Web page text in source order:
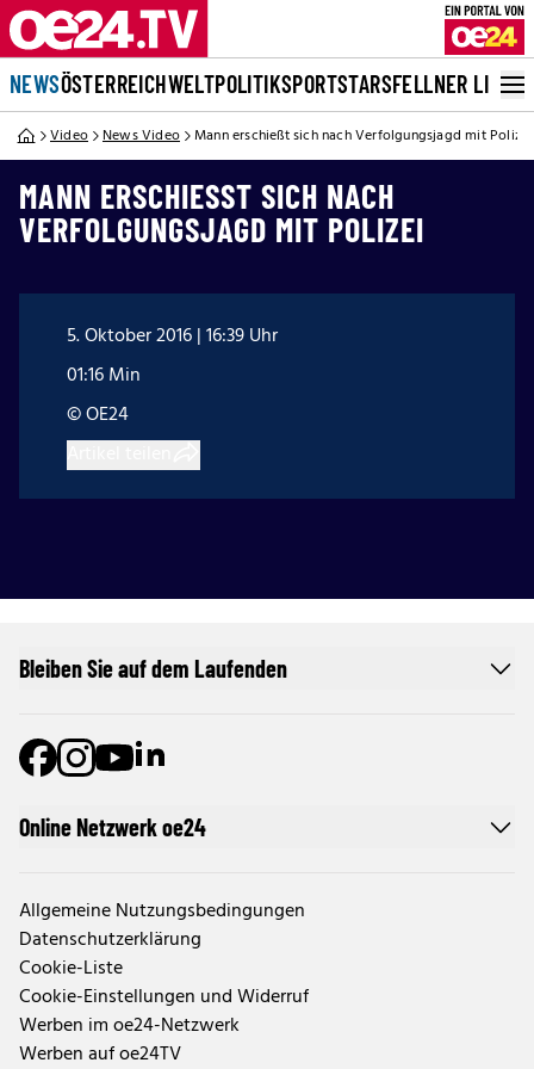
NEWSÖSTERREICHWELTPOLITIKSPORTSTARSFELLNER LIVE
Video News Video Mann erschießt sich nach Verfolgungsjagd mit Polizei
MANN ERSCHIESST SICH NACH V
ERFOLGUNGSJAGD MIT POLIZEI
5. Oktober 2016 | 16:39 Uhr
01:16 Min
© OE24
Online Netzwerk oe24
Allgemeine Nutzungsbedingungen
Datenschutzerklärung
Cookie-Liste
Cookie-Einstellungen und Widerruf
Werben im oe24-Netzwerk
Werben auf oe24TV
Bleiben Sie auf dem Laufenden